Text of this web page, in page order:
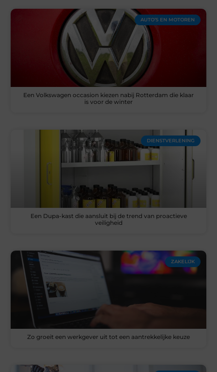
AUTO’S EN MOTOREN
Een Volkswagen occasion kiezen nabij Rotterdam die klaar
is voor de winter
DIENSTVERLENING
Een Dupa-kast die aansluit bij de trend van proactieve
veiligheid
ZAKELIJK
Zo groeit een werkgever uit tot een aantrekkelijke keuze